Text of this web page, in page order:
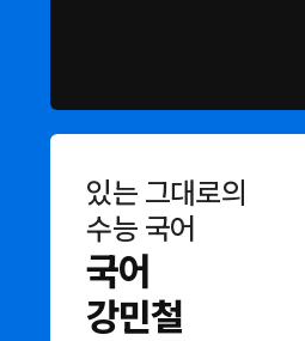
있는 그대로의
수능 국어
국어
강민철